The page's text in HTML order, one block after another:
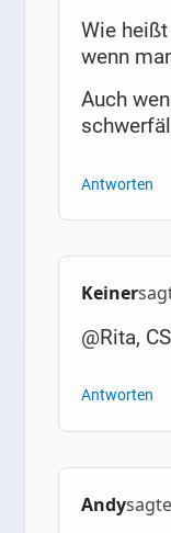
Wie
wenn
Auch
Antworten
Keiner
@Rita,
Antworten
Andy